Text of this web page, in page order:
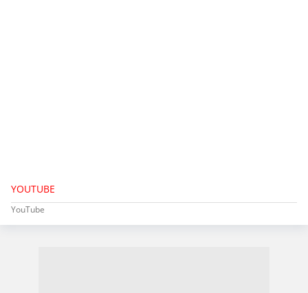
YOUTUBE
YouTube